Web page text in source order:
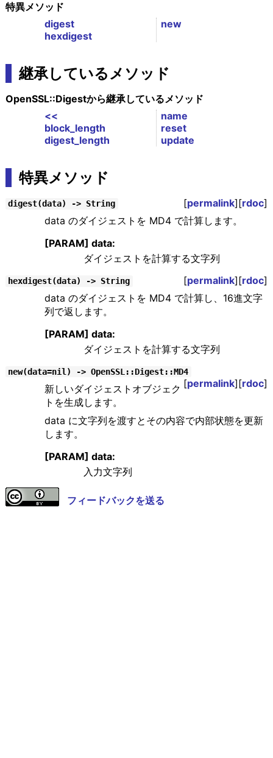
特異メソッド
digest
hexdigest
new
継承しているメソッド
OpenSSL::Digestから継承しているメソッド
<<
block_length
digest_length
name
reset
update
特異メソッド
digest(data) -> String [permalink][rdoc]
data のダイジェストを MD4 で計算します。
[PARAM] data:
ダイジェストを計算する文字列
hexdigest(data) -> String [permalink][rdoc]
data のダイジェストを MD4 で計算し、16進文字
列で返します。
[PARAM] data:
ダイジェストを計算する文字列
new(data=nil) -> OpenSSL::Digest::MD4
[permalink][rdoc]
新しいダイジェストオブジェク
トを生成します。
data に文字列を渡すとその内容で内部状態を更新
します。
[PARAM] data:
入力文字列
フィードバックを送る